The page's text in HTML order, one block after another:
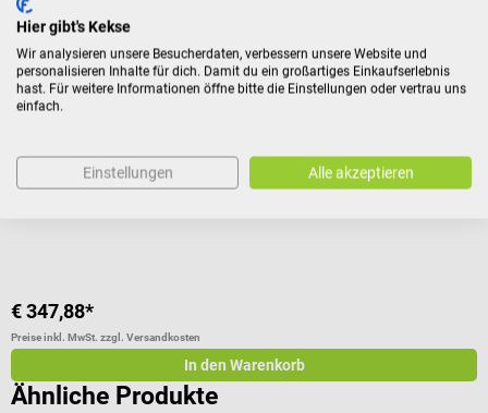
SCHNEIDER Medizintechnik
mulimed-otoscillo professional Ohrspülgerät
Gehörgangspülgerät mit pulsierendem Spülstrahl
Durchschnittliche Bewertung von 4.67 von 5 Sternen
€ 347,88*
Preise inkl. MwSt. zzgl. Versandkosten
In den Warenkorb
Ähnliche Produkte
Hier gibt's Kekse
Wir analysieren unsere Besucherdaten, verbessern unsere Website und
personalisieren Inhalte für dich. Damit du ein großartiges Einkaufserlebnis
hast. Für weitere Informationen öffne bitte die Einstellungen oder vertrau uns
einfach.
Einstellungen Alle akzeptieren